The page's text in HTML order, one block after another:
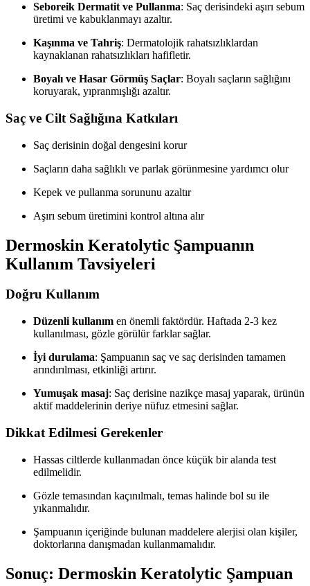
Seboreik Dermatit ve Pullanma: Saç derisindeki aşırı sebum
üretimi ve kabuklanmayı azaltır.
Kaşınma ve Tahriş: Dermatolojik rahatsızlıklardan
kaynaklanan rahatsızlıkları hafifletir.
Boyalı ve Hasar Görmüş Saçlar: Boyalı saçların sağlığını
koruyarak, yıpranmışlığı azaltır.
Saç ve Cilt Sağlığına Katkıları
Saç derisinin doğal dengesini korur
Saçların daha sağlıklı ve parlak görünmesine yardımcı olur
Kepek ve pullanma sorununu azaltır
Aşırı sebum üretimini kontrol altına alır
Dermoskin Keratolytic Şampuanın
Kullanım Tavsiyeleri
Doğru Kullanım
Düzenli kullanım en önemli faktördür. Haftada 2-3 kez
kullanılması, gözle görülür farklar sağlar.
İyi durulama: Şampuanın saç ve saç derisinden tamamen
arındırılması, etkinliği artırır.
Yumuşak masaj: Saç derisine nazikçe masaj yaparak, ürünün
aktif maddelerinin deriye nüfuz etmesini sağlar.
Dikkat Edilmesi Gerekenler
Hassas ciltlerde kullanmadan önce küçük bir alanda test
edilmelidir.
Gözle temasından kaçınılmalı, temas halinde bol su ile
yıkanmalıdır.
Şampuanın içeriğinde bulunan maddelere alerjisi olan kişiler,
doktorlarına danışmadan kullanmamalıdır.
Sonuç: Dermoskin Keratolytic Şampuan